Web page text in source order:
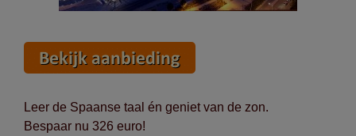
Leer de Spaanse taal én geniet van de zon.
Bespaar nu 326 euro!